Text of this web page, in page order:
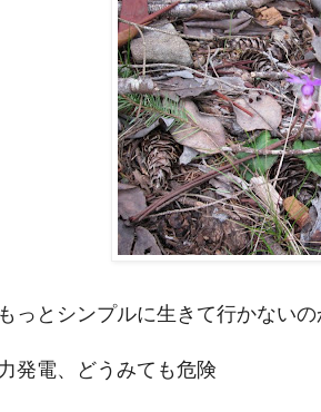
っとシンプルに生きて行かないの
発電、どうみても危険